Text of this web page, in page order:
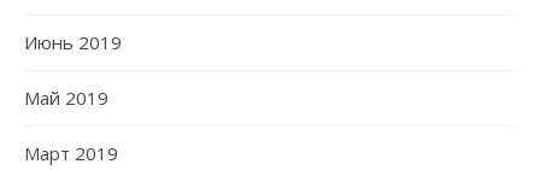
Июнь 2019
Май 2019
Март 2019